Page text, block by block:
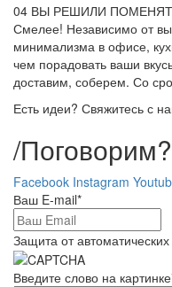
04 ВЫ РЕШИЛИ
Смелее! Независимо от
минимализма в офисе,
чем порадовать ваши
доставим, соберем. Со
Есть идеи? Свяжитесь с
/Поговорим?
Facebook Instagram
Ваш E-mail*
Защита от
Введите слово на картинке